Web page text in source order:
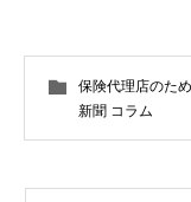
保険代理店のた
新聞 コラム